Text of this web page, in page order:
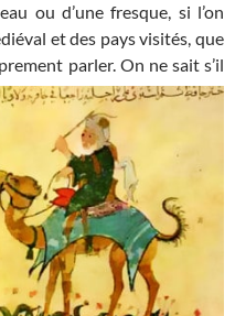
ou d’une fresque, si l’on
et des pays visités, que
parler. On ne sait s’il